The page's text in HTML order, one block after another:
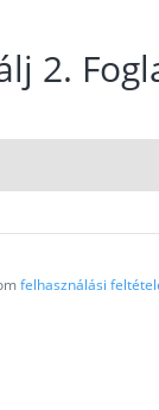
2.
felhasználási